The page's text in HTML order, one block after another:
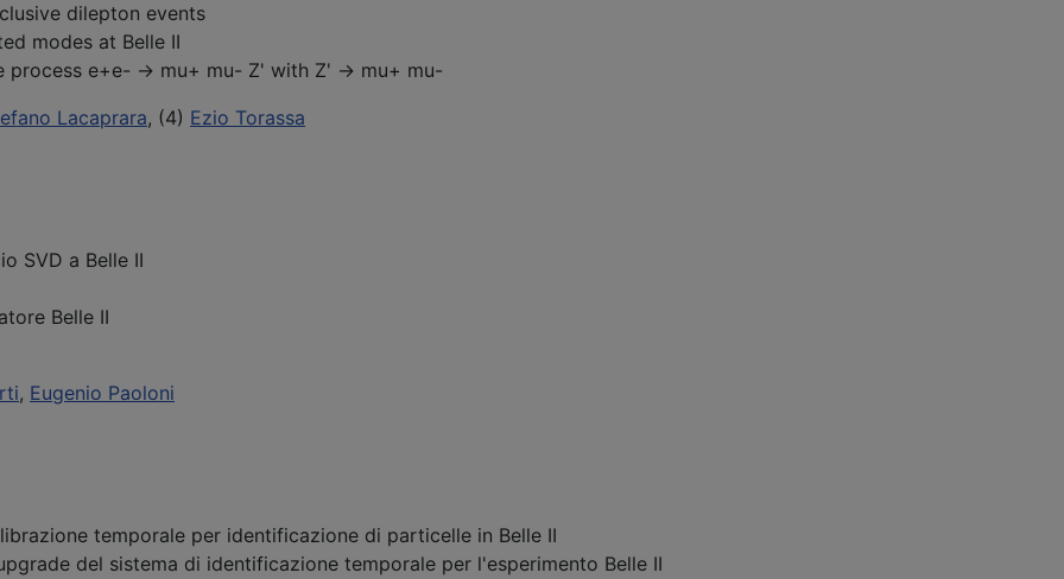
dilepton events
modes at Belle II
process e+e- -> mu+ mu- Z' with Z' -> mu+ mu-
Lacaprara, (4) Ezio Torassa
SVD a Belle II
Belle II
, Eugenio Paoloni
temporale per identificazione di particelle in Belle II
del sistema di identificazione temporale per l'esperimento Belle II